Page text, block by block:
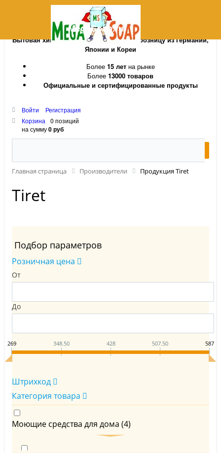
MegaSoap.ru
Бытовая химия и косметика оптом и в розницу из Германии,
Японии и Кореи
Более 15 летна рынке
Более 13000 товаров
Официальные и сертифицированные продукты
Войти
Регистрация
Корзина
0 позиций
на сумму0 руб
Главная страница Производители Продукция Tiret
Tiret
Подбор параметров
Розничная цена
От
До
269 348.50 428 507.50 587
Штрихкод
Категория товара
Моющие средства для дома (4)